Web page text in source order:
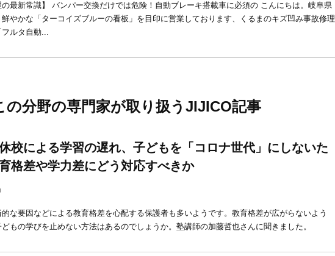
の最新常識】 バンパー交換だけでは危険！自動ブレーキ搭載車に必須の こんにちは。岐阜県
やかな「ターコイズブルーの看板」を目印に営業しております、くるまのキズ凹み事故修理
ルタ自動...
の分野の専門家が取り扱うJIJICO記事
校による学習の遅れ、子どもを「コロナ世代」にしないた
格差や学力差にどう対応すべきか
な要因などによる教育格差を心配する保護者も多いようです。教育格差が広がらないよう
もの学びを止めない方法はあるのでしょうか。塾講師の加藤哲也さんに聞きました。